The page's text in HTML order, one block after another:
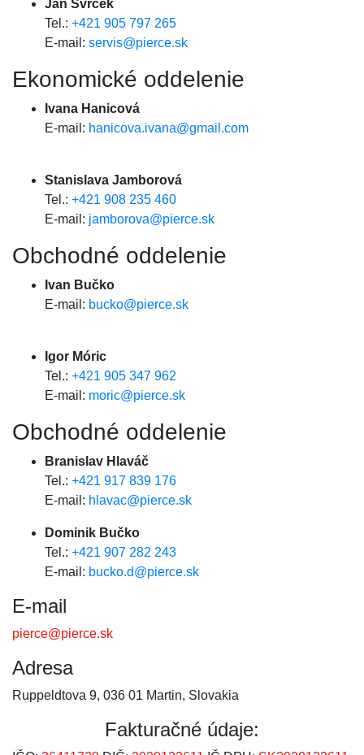
Ján Svrček
Tel.: +421 905 797 265
E-mail: servis@pierce.sk
Ekonomické oddelenie
Ivana Hanicová
E-mail: hanicova.ivana@gmail.com
Stanislava Jamborová
Tel.: +421 908 235 460
E-mail: jamborova@pierce.sk
Obchodné oddelenie
Ivan Bučko
E-mail: bucko@pierce.sk
Igor Móric
Tel.: +421 905 347 962
E-mail: moric@pierce.sk
Obchodné oddelenie
Branislav Hlaváč
Tel.: +421 917 839 176
E-mail: hlavac@pierce.sk
Dominik Bučko
Tel.: +421 907 282 243
E-mail: bucko.d@pierce.sk
E-mail
pierce@pierce.sk
Adresa
Ruppeldtova 9, 036 01 Martin, Slovakia
Fakturačné údaje: